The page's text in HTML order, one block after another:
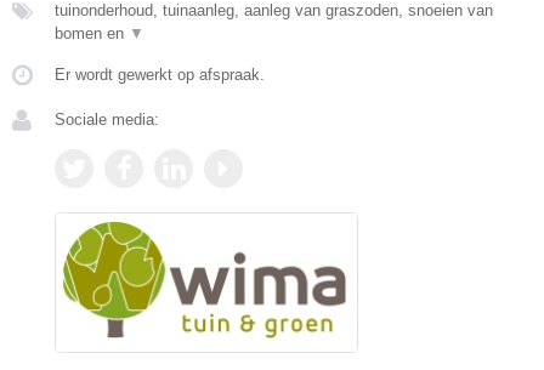
tuinonderhoud, tuinaanleg, aanleg van graszoden, snoeien van
bomen en ▼
Er wordt gewerkt op afspraak.
Sociale media: